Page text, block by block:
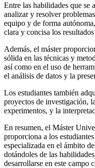
Entre las habilidades que se
analizar y resolver
equipo y de forma
clara y concisa los
Además, el máster
sólida en las técnicas y
así como en el uso de
el análisis de datos y la
Los estudiantes también
proyectos de investigación,
experimentos, y la
En resumen, el Máster
proporciona a los
especializada en el ámbito
dotándoles de las
desarrollarse en este campo